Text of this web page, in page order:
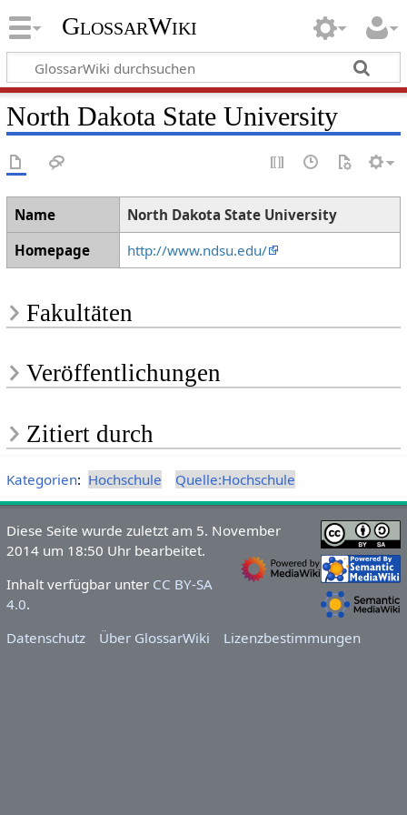
GlossarWiki
North Dakota State University
Name
North Dakota State University
Homepage
http://www.ndsu.edu/
Fakultäten
Veröffentlichungen
Zitiert durch
Kategorien: Hochschule Quelle:Hochschule
Diese Seite wurde zuletzt am 5. November
2014 um 18:50 Uhr bearbeitet.
Inhalt verfügbar unter CC BY-SA
4.0.
Datenschutz
Über GlossarWiki Lizenzbestimmungen